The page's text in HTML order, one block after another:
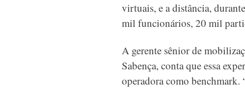
virtuais, e a distância,
mil funcionários, 20 mil
A gerente sênior de
Sabença, conta que essa
operadora como benchmark.